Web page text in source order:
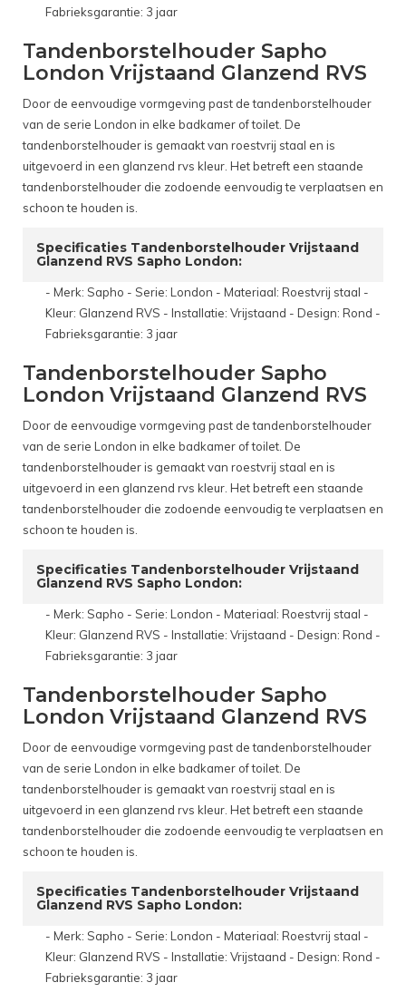
Fabrieksgarantie: 3 jaar
Tandenborstelhouder Sapho
London Vrijstaand Glanzend RVS
Door de eenvoudige vormgeving past de tandenborstelhouder
van de serie London in elke badkamer of toilet. De
tandenborstelhouder is gemaakt van roestvrij staal en is
uitgevoerd in een glanzend rvs kleur. Het betreft een staande
tandenborstelhouder die zodoende eenvoudig te verplaatsen en
schoon te houden is.
Specificaties Tandenborstelhouder Vrijstaand
Glanzend RVS Sapho London:
- Merk: Sapho - Serie: London - Materiaal: Roestvrij staal -
Kleur: Glanzend RVS - Installatie: Vrijstaand - Design: Rond -
Fabrieksgarantie: 3 jaar
Tandenborstelhouder Sapho
London Vrijstaand Glanzend RVS
Door de eenvoudige vormgeving past de tandenborstelhouder
van de serie London in elke badkamer of toilet. De
tandenborstelhouder is gemaakt van roestvrij staal en is
uitgevoerd in een glanzend rvs kleur. Het betreft een staande
tandenborstelhouder die zodoende eenvoudig te verplaatsen en
schoon te houden is.
Specificaties Tandenborstelhouder Vrijstaand
Glanzend RVS Sapho London:
- Merk: Sapho - Serie: London - Materiaal: Roestvrij staal -
Kleur: Glanzend RVS - Installatie: Vrijstaand - Design: Rond -
Fabrieksgarantie: 3 jaar
Tandenborstelhouder Sapho
London Vrijstaand Glanzend RVS
Door de eenvoudige vormgeving past de tandenborstelhouder
van de serie London in elke badkamer of toilet. De
tandenborstelhouder is gemaakt van roestvrij staal en is
uitgevoerd in een glanzend rvs kleur. Het betreft een staande
tandenborstelhouder die zodoende eenvoudig te verplaatsen en
schoon te houden is.
Specificaties Tandenborstelhouder Vrijstaand
Glanzend RVS Sapho London:
- Merk: Sapho - Serie: London - Materiaal: Roestvrij staal -
Kleur: Glanzend RVS - Installatie: Vrijstaand - Design: Rond -
Fabrieksgarantie: 3 jaar